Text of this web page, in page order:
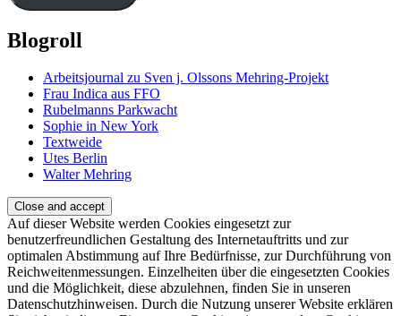
Blogroll
Arbeitsjournal zu Sven j. Olssons Mehring-Projekt
Frau Indica aus FFO
Rubelmanns Parkwacht
Sophie in New York
Textweide
Utes Berlin
Walter Mehring
Auf dieser Website werden Cookies eingesetzt zur
benutzerfreundlichen Gestaltung des Internetauftritts und zur
optimalen Abstimmung auf Ihre Bedürfnisse, zur Durchführung von
Reichweitenmessungen. Einzelheiten über die eingesetzten Cookies
und die Möglichkeit, diese abzulehnen, finden Sie in unseren
Datenschutzhinweisen. Durch die Nutzung unserer Website erklären